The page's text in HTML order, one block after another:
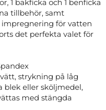
1 bakficka och 1 benficka
tillbehör, samt
för vatten
det perfekta valet för
strykning på låg
eller sköljmedel,
med stängda